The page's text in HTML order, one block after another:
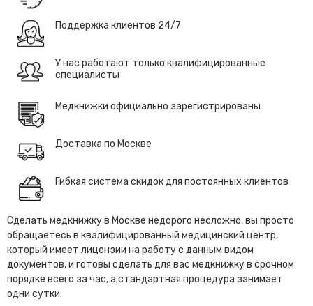
Поддержка клиентов 24/7
У нас работают только квалифицированные
специалисты
Медкнижки официально зарегистрированы
Доставка по Москве
Гибкая система скидок для постоянных клиентов
Сделать медкнижку в Москве недорого несложно, вы просто
обращаетесь в квалифицированный медицинский центр,
который имеет лицензии на работу с данным видом
документов, и готовы сделать для вас медкнижку в срочном
порядке всего за час, а стандартная процедура занимает
одни сутки.